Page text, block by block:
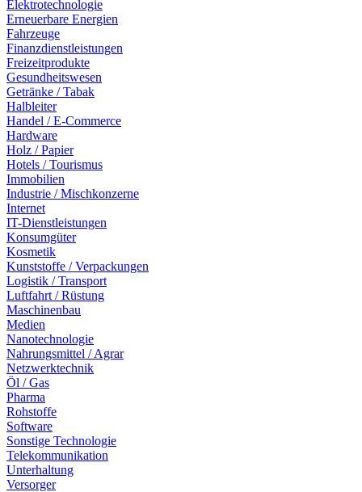
Elektrotechnologie
Erneuerbare Energien
Fahrzeuge
Finanzdienstleistungen
Freizeitprodukte
Gesundheitswesen
Getränke / Tabak
Halbleiter
Handel / E-Commerce
Hardware
Holz / Papier
Hotels / Tourismus
Immobilien
Industrie / Mischkonzerne
Internet
IT-Dienstleistungen
Konsumgüter
Kosmetik
Kunststoffe / Verpackungen
Logistik / Transport
Luftfahrt / Rüstung
Maschinenbau
Medien
Nanotechnologie
Nahrungsmittel / Agrar
Netzwerktechnik
Öl / Gas
Pharma
Rohstoffe
Software
Sonstige Technologie
Telekommunikation
Unterhaltung
Versorger